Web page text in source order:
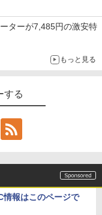
ターが7,485円の激安特
もっと見る
する
情報はこのページで